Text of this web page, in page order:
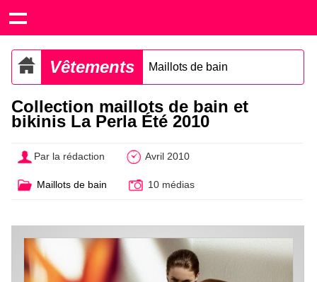
Vêtements Maillots de bain
Collection maillots de bain et
bikinis La Perla Été 2010
Par la rédaction Avril 2010
Maillots de bain 10 médias